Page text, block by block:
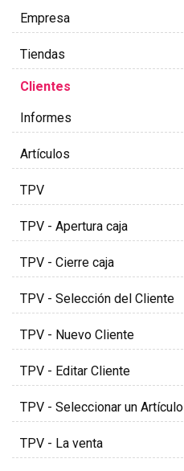
Empresa
Tiendas
Clientes
Informes
Artículos
TPV
TPV - Apertura caja
TPV - Cierre caja
TPV - Selección del Cliente
TPV - Nuevo Cliente
TPV - Editar Cliente
TPV - Seleccionar un Artículo
TPV - La venta